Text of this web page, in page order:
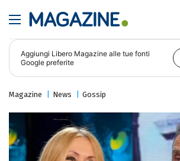
Aggiungi Libero Magazine alle tue fonti
Google preferite
Magazine News Gossip